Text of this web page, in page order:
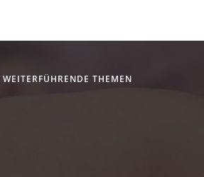
WEITERFÜHRENDE THEMEN